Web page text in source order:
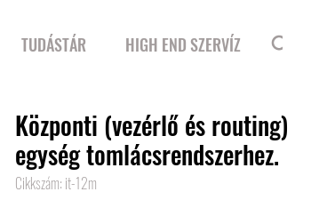
TUDÁSTÁR HIGH END SZERVÍZ
Központi (vezérlő és routing)
egység tomlácsrendszerhez.
Cikkszám: it-12m